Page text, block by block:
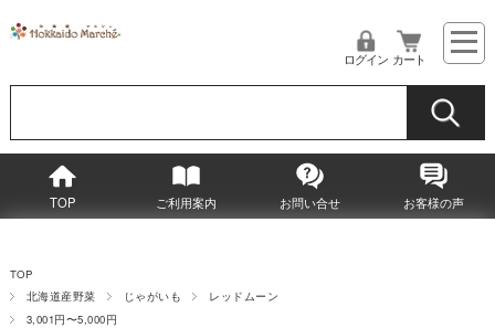
ログイン カート
TOP ご利用案内 お問い合せ お客様の声
TOP
北海道産野菜
じゃがいも
レッドムーン
3,001円〜5,000円